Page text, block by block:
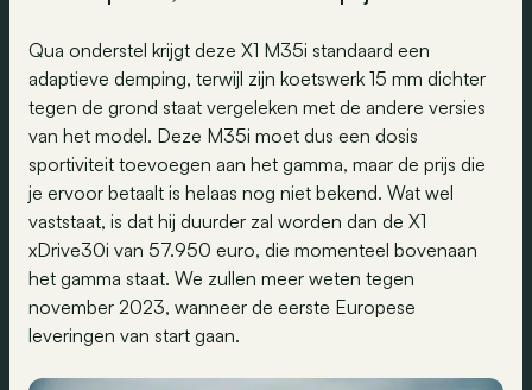
Qua onderstel krijgt deze X1 M35i standaard een
adaptieve demping, terwijl zijn koetswerk 15 mm dichter
tegen de grond staat vergeleken met de andere versies
van het model. Deze M35i moet dus een dosis
sportiviteit toevoegen aan het gamma, maar de prijs die
je ervoor betaalt is helaas nog niet bekend. Wat wel
vaststaat, is dat hij duurder zal worden dan de X1
xDrive30i van 57.950 euro, die momenteel bovenaan
het gamma staat. We zullen meer weten tegen
november 2023, wanneer de eerste Europese
leveringen van start gaan.